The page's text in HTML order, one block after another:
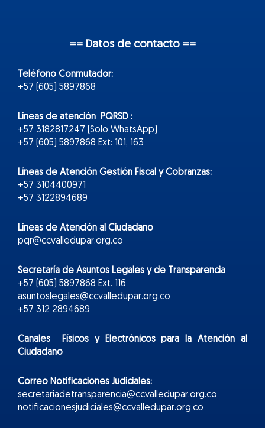
== Datos de contacto ==
Teléfono Conmutador:
+57 (605) 5897868
Líneas de atención PQRSD :
+57 3182817247 (Solo WhatsApp)
+57 (605) 5897868 Ext: 101, 163
Líneas de Atención Gestión Fiscal y Cobranzas:
+57 3104400971
+57 3122894689
Líneas de Atención al Ciudadano
pqr@ccvalledupar.org.co
Secretaría de Asuntos Legales y de Transparencia
+57 (605) 5897868 Ext. 116
asuntoslegales@ccvalledupar.org.co
+57 312 2894689
Canales Físicos yElectrónicospara la Atención al
Ciudadano
Correo Notificaciones Judiciales:
secretariadetransparencia@ccvalledupar.org.co
notificacionesjudiciales@ccvalledupar.org.co